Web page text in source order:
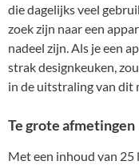
die dagelijks veel
zoek zijn naar een
nadeel zijn. Als je een
strak designkeuken,
in de uitstraling van dit
Te grote afmetingen
Met een inhoud van 25